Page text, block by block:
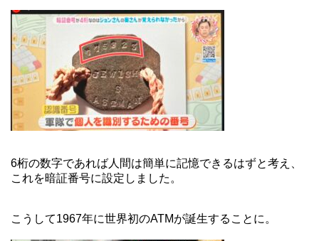
6桁の数字であれば人間は簡単に記憶できるはずと考え、
これを暗証番号に設定しました。
こうして1967年に世界初のATMが誕生することに。